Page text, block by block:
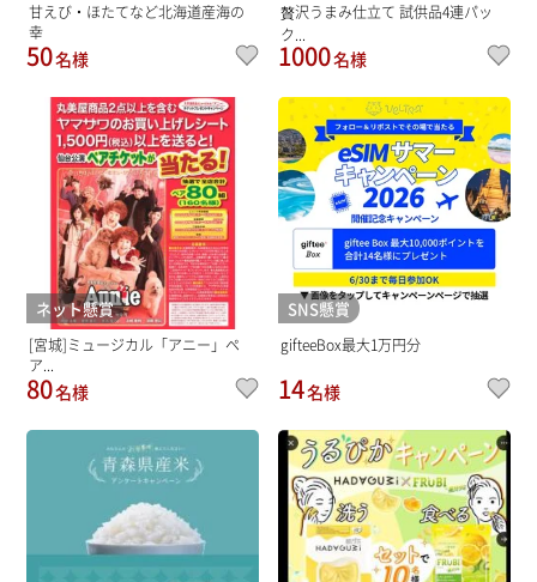
甘えび・ほたてなど北海道産海の
幸
50名様
贅沢うまみ仕立て 試供品4連パッ
ク...
1000名様
ネット懸賞
[宮城]ミュージカル「アニー」ペ
ア...
80名様
SNS懸賞
gifteeBox最大1万円分
14名様